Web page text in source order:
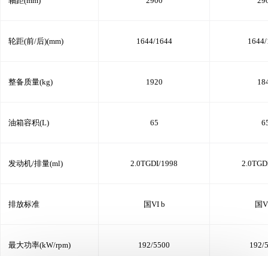
轮距(前/后)(mm) 1644/1644
整备质量(kg) 1920
油箱容积(L) 65
发动机/排量(ml) 2.0TGDI/1998
排放标准 国VI b 国
最大功率(kW/rpm) 192/5500 192/